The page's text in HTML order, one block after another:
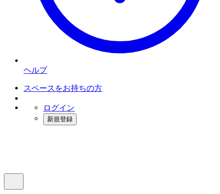
ヘルプ
スペースをお持ちの方
ログイン
新規登録